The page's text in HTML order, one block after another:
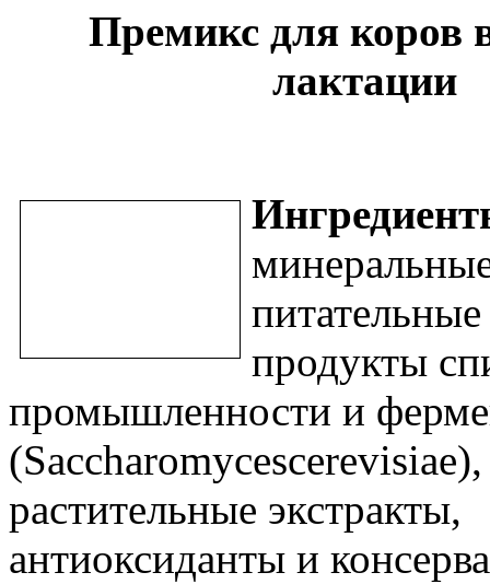
Премикс для коров
лактации
продукты
промышленности и
(Saccharomycescerevisiae),
растительные экстракты,
антиоксиданты и